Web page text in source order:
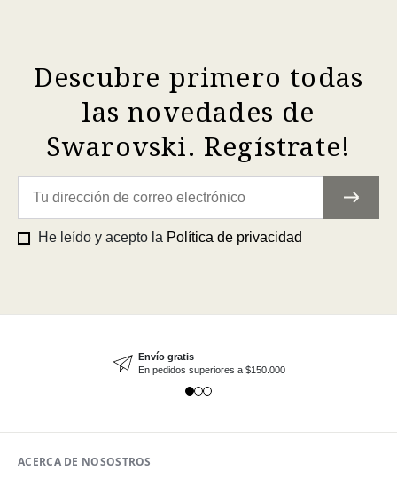
Descubre primero todas
las novedades de
Swarovski. Regístrate!
He leído y acepto la Política de privacidad
Envío gratis
En pedidos superiores a $150.000
ACERCA DE NOSOSTROS